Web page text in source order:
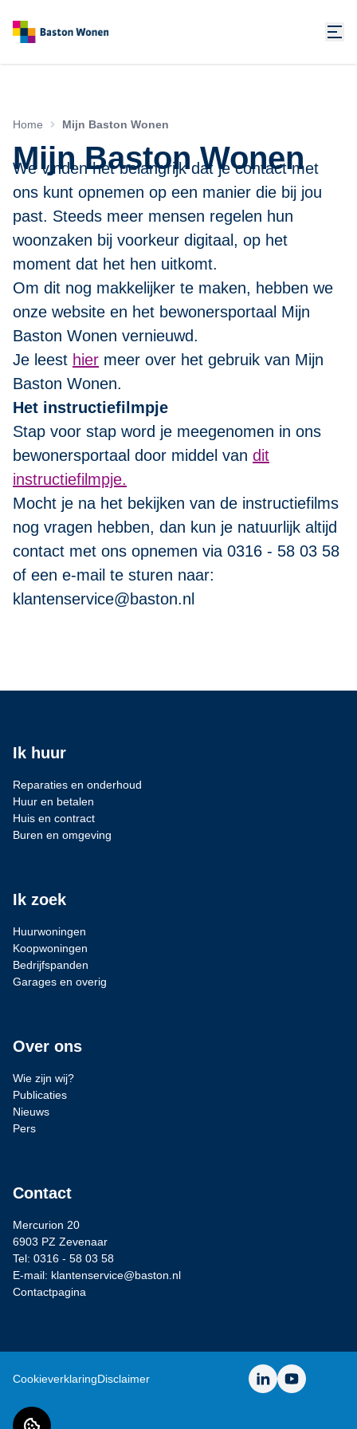
Home Mijn Baston Wonen
Mijn Baston Wonen
We vinden het belangrijk dat je contact met
ons kunt opnemen op een manier die bij jou
past. Steeds meer mensen regelen hun
woonzaken bij voorkeur digitaal, op het
moment dat het hen uitkomt.
Om dit nog makkelijker te maken, hebben we
onze website en het bewonersportaal Mijn
Baston Wonen vernieuwd.
Je leest hier meer over het gebruik van Mijn
Baston Wonen.
Het instructiefilmpje
Stap voor stap word je meegenomen in ons
bewonersportaal door middel van dit
instructiefilmpje.
Mocht je na het bekijken van de instructiefilms
nog vragen hebben, dan kun je natuurlijk altijd
contact met ons opnemen via 0316 - 58 03 58
of een e-mail te sturen naar:
klantenservice@baston.nl
Ik huur
Reparaties en onderhoud
Huur en betalen
Huis en contract
Buren en omgeving
Ik zoek
Huurwoningen
Koopwoningen
Bedrijfspanden
Garages en overig
Over ons
Wie zijn wij?
Publicaties
Nieuws
Pers
Contact
Mercurion 20
6903 PZ Zevenaar
Tel: 0316 - 58 03 58
E-mail: klantenservice@baston.nl
Contactpagina
CookieverklaringDisclaimer LinkedInYouTube